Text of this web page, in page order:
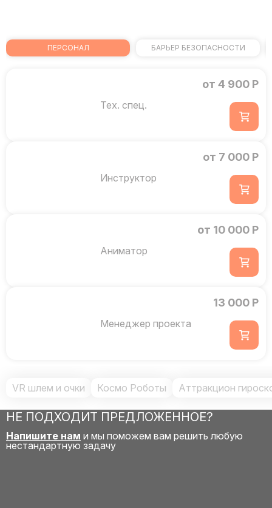
ПЕРСОНАЛ БАРЬЕР БЕЗОПАСНОСТИ
Тех. спец.
от 4 900 Р
Инструктор
от 7 000 Р
Аниматор
от 10 000 Р
Менеджер проекта
13 000 Р
VR шлем и очки Космо Роботы Аттракцион
НЕ ПОДХОДИТ ПРЕДЛОЖЕННОЕ?
Напишите нам и мы поможем вам решить любую
нестандартную задачу